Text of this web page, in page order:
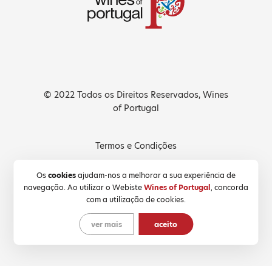
Oscookiesajudam-nos a melhorar a sua experiência de
navegação. Ao utilizar o WebisteWines of Portugal, concorda
com a utilização de cookies.
ver mais aceito
© 2022 Todos os Direitos Reservados, Wines
of Portugal
Termos e Condições
Política de Cookies